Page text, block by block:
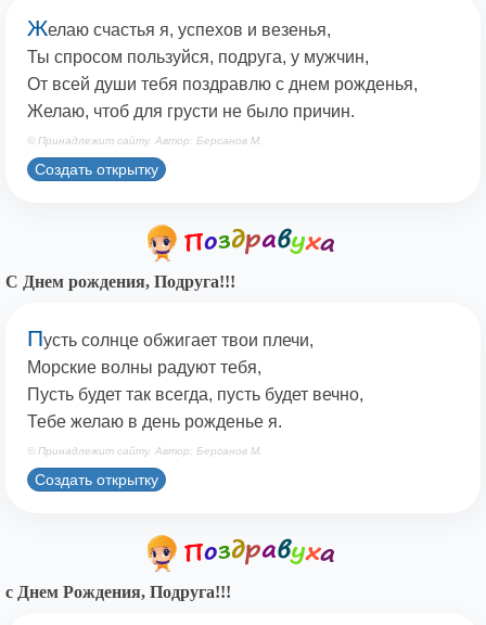
Желаю счастья я, успехов и везенья,
Ты спросом пользуйся, подруга, у мужчин,
От всей души тебя поздравлю с днем рожденья,
Желаю, чтоб для грусти не было причин.
© Принадлежит сайту. Автор: Берсанов М.
Создать открытку
С Днем рождения, Подруга!!!
Пусть солнце обжигает твои плечи,
Морские волны радуют тебя,
Пусть будет так всегда, пусть будет вечно,
Тебе желаю в день рожденье я.
© Принадлежит сайту. Автор: Берсанов М.
Создать открытку
с Днем Рождения, Подруга!!!